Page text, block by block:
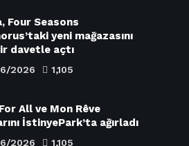
Four Seasons
yeni mağazasını
davetle açtı
2026 1,105
All ve Mon Rêve
İstinyePark’ta ağırladı
2026 1,105